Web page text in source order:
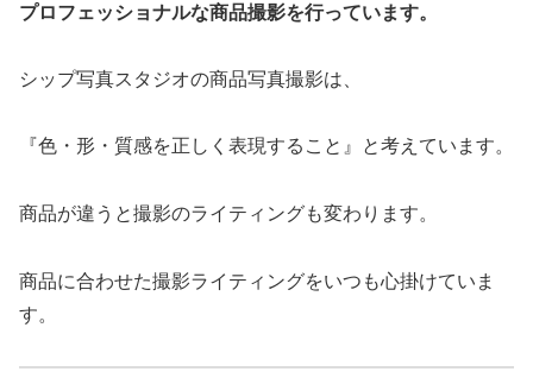
プロフェッショナルな商品撮影を行っています。
シップ写真スタジオの商品写真撮影は、
『色・形・質感を正しく表現すること』と考えています。
商品が違うと撮影のライティングも変わります。
商品に合わせた撮影ライティングをいつも心掛けていま
す。